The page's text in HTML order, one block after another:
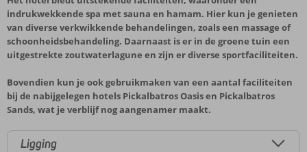
indrukwekkende spa met sauna en hamam. Hier kun je genieten
van diverse verkwikkende behandelingen, zoals een massage of
schoonheidsbehandeling. Daarnaast is er in de groene tuin een
uitgestrekte zoutwaterlagune en zijn er diverse sportfaciliteiten.
Bovendien kun je ook gebruikmaken van een aantal faciliteiten
bij de nabijgelegen hotels Pickalbatros Oasis en Pickalbatros
Sands, wat je verblijf nog aangenamer maakt.
Ligging